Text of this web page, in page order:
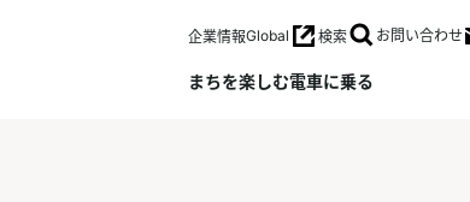
企業情報Global Open in a new window
検索 お問い合わせ
まちを楽しむ電車に乗る